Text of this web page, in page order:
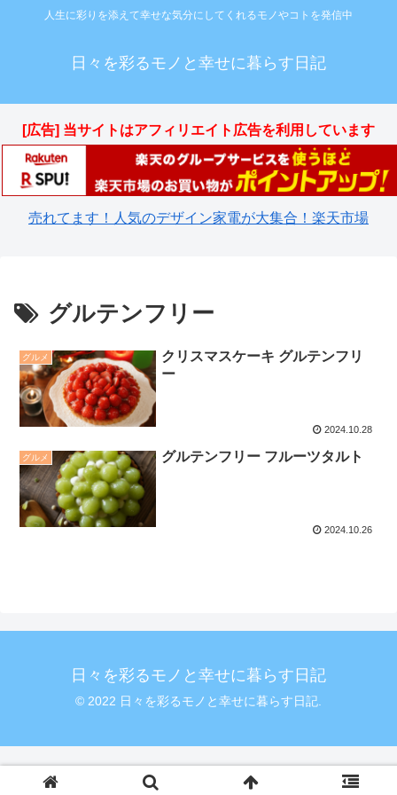
人生に彩りを添えて幸せな気分にしてくれるモノやコトを発信中
日々を彩るモノと幸せに暮らす日記
[広告] 当サイトはアフィリエイト広告を利用しています
売れてます！人気のデザイン家電が大集合！楽天市場
グルテンフリー
グルメ
クリスマスケーキ グルテンフリ
ー
2024.10.28
グルメ グルテンフリー フルーツタルト
2024.10.26
日々を彩るモノと幸せに暮らす日記
© 2022 日々を彩るモノと幸せに暮らす日記.